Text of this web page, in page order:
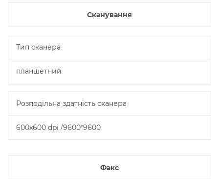
Сканування
Тип сканера
планшетний
Розподільна здатність сканера
600х600 dpi /9600*9600
Факс